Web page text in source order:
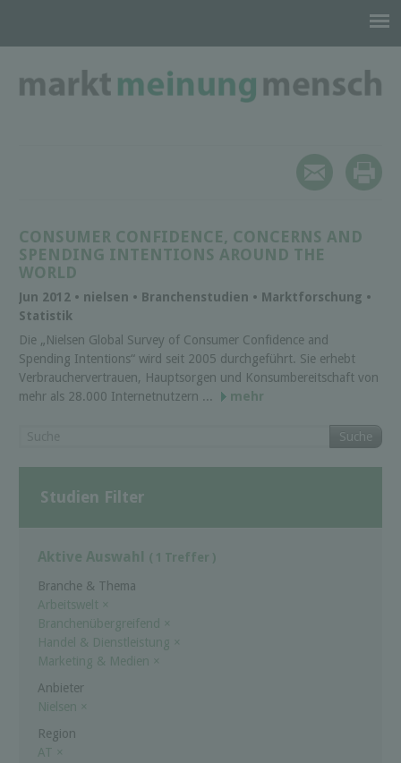
CONSUMER CONFIDENCE, CONCERNS AND
SPENDING INTENTIONS AROUND THE
WORLD
Jun 2012 • nielsen • Branchenstudien • Marktforschung •
Statistik
Die „Nielsen Global Survey of Consumer Confidence and
Spending Intentions“ wird seit 2005 durchgeführt. Sie erhebt
Verbrauchervertrauen, Hauptsorgen und Konsumbereitschaft von
mehr als 28.000 Internetnutzern ...
mehr
Suche
Studien Filter
Aktive Auswahl ( 1 Treffer )
Branche & Thema
Arbeitswelt ×
Branchenübergreifend
×
Handel & Dienstleistung ×
Marketing & Medien ×
Anbieter
Nielsen ×
Region
AT ×